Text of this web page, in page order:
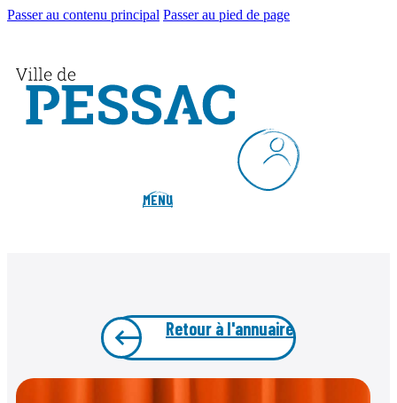
Passer au contenu principal Passer au pied de page
MENU
Retour à l'annuaire